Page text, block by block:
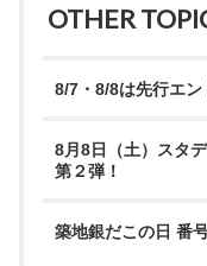
OTHER
8/7・8/8は先行エン
8月8日（土）スタ
第２弾！
築地銀だこの日 番